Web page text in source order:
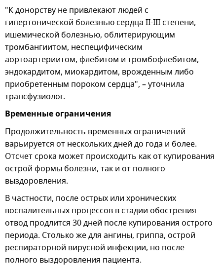
"К донорству не привлекают людей с
гипертонической болезнью сердца II-III степени,
ишемической болезнью, облитерирующим
тромбангиитом, неспецифическим
аортоартериитом, флебитом и тромбофлебитом,
эндокардитом, миокардитом, врожденным либо
приобретенным пороком сердца", – уточнила
трансфузиолог.
Временные ограничения
Продолжительность временных ограничений
варьируется от нескольких дней до года и более.
Отсчет срока может происходить как от купирования
острой формы болезни, так и от полного
выздоровления.
В частности, после острых или хронических
воспалительных процессов в стадии обострения
отвод продлится 30 дней после купирования острого
периода. Столько же для ангины, гриппа, острой
респираторной вирусной инфекции, но после
полного выздоровления пациента.